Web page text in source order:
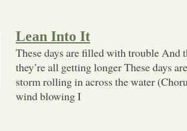
Lean Into It
These days are filled with trouble And
they’re all getting longer These days
storm rolling in across the water
wind blowing I